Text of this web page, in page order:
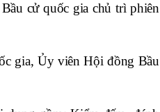
cử quốc gia chủ trì phiên
gia, Ủy viên Hội đồng Bầu